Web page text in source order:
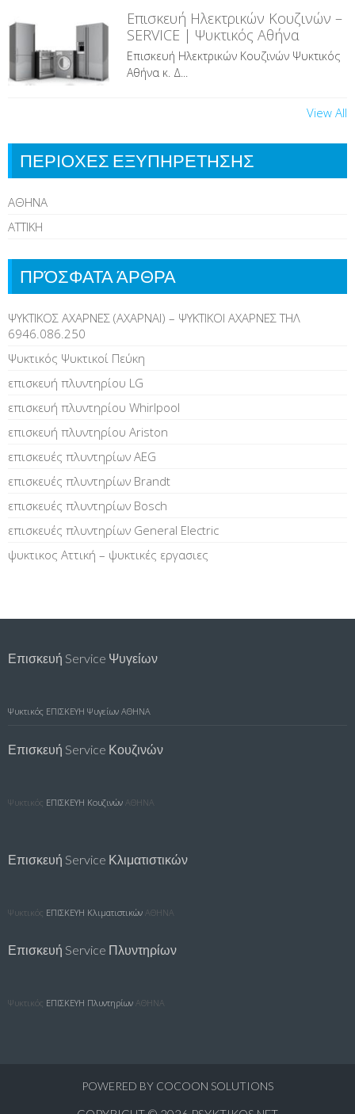
Επισκευή Ηλεκτρικών Κουζινών –
SERVICE | Ψυκτικός Αθήνα
Επισκευή Ηλεκτρικών Κουζινών Ψυκτικός
Αθήνα κ. Δ...
View All
ΠΕΡΙΟΧΕΣ ΕΞΥΠΗΡΕΤΗΣΗΣ
ΑΘΗΝΑ
ΑΤΤΙΚΗ
ΠΡΌΣΦΑΤΑ ΆΡΘΡΑ
ΨΥΚΤΙΚΟΣ ΑΧΑΡΝΕΣ (ΑΧΑΡΝΑΙ) – ΨΥΚΤΙΚΟΙ ΑΧΑΡΝΕΣ ΤΗΛ
6946.086.250
Ψυκτικός Ψυκτικοί Πεύκη
επισκευή πλυντηρίου LG
επισκευή πλυντηρίου Whirlpool
επισκευή πλυντηρίου Ariston
επισκευές πλυντηρίων AEG
επισκευές πλυντηρίων Brandt
επισκευές πλυντηρίων Bosch
επισκευές πλυντηρίων General Electric
ψυκτικος Αττική – ψυκτικές εργασιες
Επισκευή Service Ψυγείων
Ψυκτικός ΕΠΙΣΚΕΥΗ Ψυγείων ΑΘΗΝΑ
Επισκευή Service Κουζινών
Ψυκτικός ΕΠΙΣΚΕΥΗ Κουζινών ΑΘΗΝΑ
Επισκευή Service Κλιματιστικών
Ψυκτικός ΕΠΙΣΚΕΥΗ Κλιματιστικών ΑΘΗΝΑ
Επισκευή Service Πλυντηρίων
Ψυκτικός ΕΠΙΣΚΕΥΗ Πλυντηρίων ΑΘΗΝΑ
POWERED BY COCOON SOLUTIONS